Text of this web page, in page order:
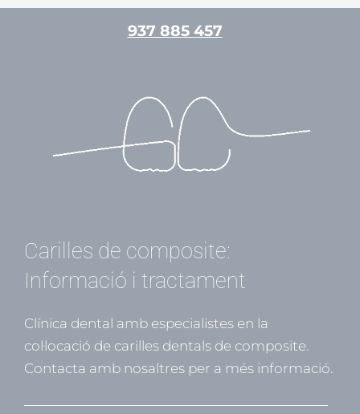
937 885 457
/ Per admin
Carilles de composite:
Informació i tractament
Clínica dental amb especialistes en la
col·locació de carilles dentals de composite.
Contacta amb nosaltres per a més informació.